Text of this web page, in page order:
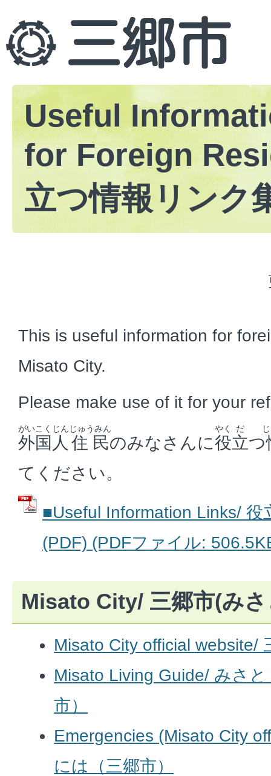
Useful
for Foreign
立つ情報リンク
This is useful information for
Misato City.
Please make use of it for your
外国人
がいこくじん
住民
じゅうみん
のみなさんに役
やく
立
だ
つ
てください。
■Useful Information Links/ 役
(PDF) (PDFファイル:
Misato City/ 三郷市(み
Misato City official website/
Misato Living Guide/ みさ
市）
Emergencies (Misato City
には（三郷市）